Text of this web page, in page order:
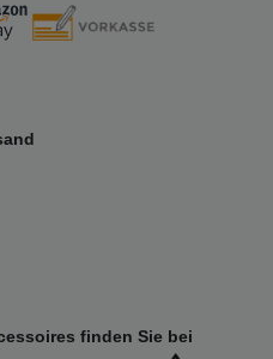
finden Sie bei